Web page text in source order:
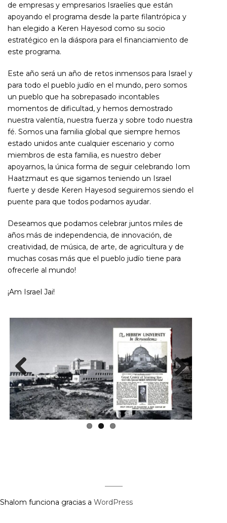
de empresas y empresarios Israelíes que están
apoyando el programa desde la parte filantrópica y
han elegido a Keren Hayesod como su socio
estratégico en la diáspora para el financiamiento de
este programa.
Este año será un año de retos inmensos para Israel y
para todo el pueblo judío en el mundo, pero somos
un pueblo que ha sobrepasado incontables
momentos de dificultad, y hemos demostrado
nuestra valentía, nuestra fuerza y sobre todo nuestra
fé. Somos una familia global que siempre hemos
estado unidos ante cualquier escenario y como
miembros de esta familia, es nuestro deber
apoyarnos, la única forma de seguir celebrando Iom
Haatzmaut es que sigamos teniendo un Israel
fuerte y desde Keren Hayesod seguiremos siendo el
puente para que todos podamos ayudar.
Deseamos que podamos celebrar juntos miles de
años más de independencia, de innovación, de
creatividad, de música, de arte, de agricultura y de
muchas cosas más que el pueblo judío tiene para
ofrecerle al mundo!
¡Am Israel Jai!
Previous Next
Shalom funciona gracias a WordPress